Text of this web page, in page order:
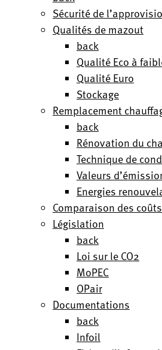
Sécurité de
Qualités de mazout
back
Qualité Eco à
Qualité Euro
Stockage
Remplacement
back
Rénovation du
Technique de
Valeurs
Energies
Comparaison des coûts
Législation
back
Loi sur le CO2
MoPEC
OPair
Documentations
back
Infoil